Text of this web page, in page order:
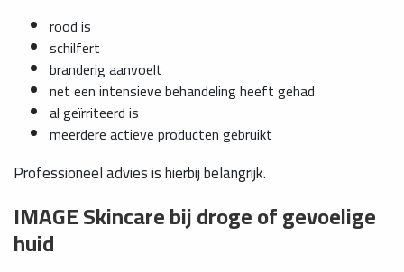
rood is
schilfert
branderig aanvoelt
net een intensieve behandeling heeft gehad
al geïrriteerd is
meerdere actieve producten gebruikt
Professioneel advies is hierbij belangrijk.
IMAGE Skincare bij droge of gevoelige
huid